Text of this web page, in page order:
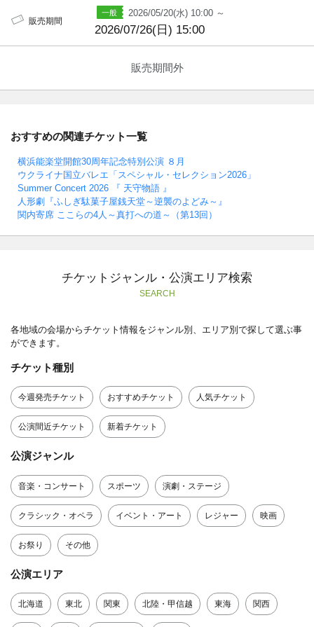
販売期間
2026/05/20(水) 10:00 ～
2026/07/26(日) 15:00
販売期間外
おすすめの関連チケット一覧
横浜能楽堂開館30周年記念特別公演 ８月
ウクライナ国立バレエ「スペシャル・セレクション2026」
Summer Concert 2026 『 天守物語 』
人形劇『ふしぎ駄菓子屋銭天堂～逆襲のよどみ～』
関内寄席 ここらの4人～真打への道～（第13回）
チケットジャンル・公演エリア検索
SEARCH
各地域の会場からチケット情報をジャンル別、エリア別で探して選ぶ事
ができます。
チケット種別
今週発売チケット おすすめチケット 人気チケット
公演間近チケット 新着チケット
公演ジャンル
音楽・コンサート スポーツ 演劇・ステージ
クラシック・オペラ イベント・アート レジャー 映画
お祭り その他
公演エリア
北海道 東北 関東 北陸・甲信越 東海 関西